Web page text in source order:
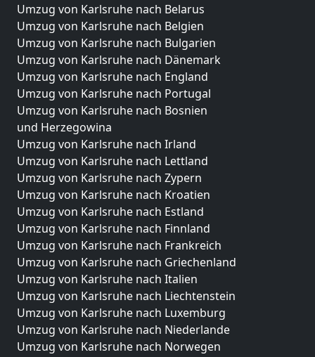
Umzug von Karlsruhe nach Belarus
Umzug von Karlsruhe nach Belgien
Umzug von Karlsruhe nach Bulgarien
Umzug von Karlsruhe nach Dänemark
Umzug von Karlsruhe nach England
Umzug von Karlsruhe nach Portugal
Umzug von Karlsruhe nach Bosnien
und Herzegowina
Umzug von Karlsruhe nach Irland
Umzug von Karlsruhe nach Lettland
Umzug von Karlsruhe nach Zypern
Umzug von Karlsruhe nach Kroatien
Umzug von Karlsruhe nach Estland
Umzug von Karlsruhe nach Finnland
Umzug von Karlsruhe nach Frankreich
Umzug von Karlsruhe nach Griechenland
Umzug von Karlsruhe nach Italien
Umzug von Karlsruhe nach Liechtenstein
Umzug von Karlsruhe nach Luxemburg
Umzug von Karlsruhe nach Niederlande
Umzug von Karlsruhe nach Norwegen